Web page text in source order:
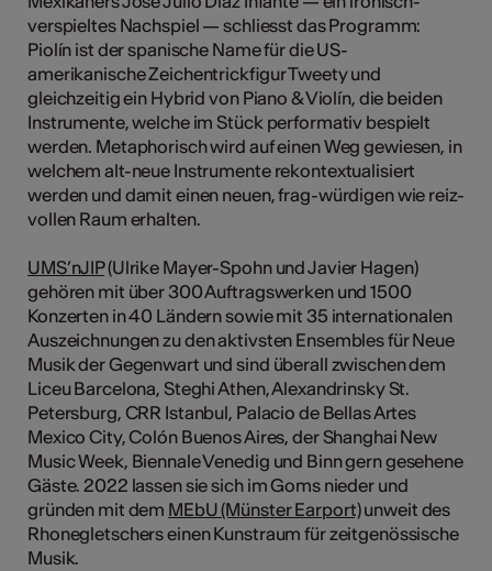
verspieltes Nachspiel — schliesst das Programm:
Piolín ist der spanische Name für die US-
amerikanische Zeichentrickfigur Tweety und
gleichzeitig ein Hybrid von Piano & Violín, die beiden
Instrumente, welche im Stück performativ bespielt
werden. Metaphorisch wird auf einen Weg gewiesen, in
welchem alt-neue Instrumente rekontextualisiert
werden und damit einen neuen, frag-würdigen wie reiz-
vollen Raum erhalten.
UMS’nJIP(Ulrike Mayer-Spohn und Javier Hagen)
gehören mit über 300 Auftragswerken und 1500
Konzerten in 40 Ländern sowie mit 35 internationalen
Auszeichnungen zu den aktivsten Ensembles für Neue
Musik der Gegenwart und sind überall zwischen dem
Liceu Barcelona, Steghi Athen, Alexandrinsky St.
Petersburg, CRR Istanbul, Palacio de Bellas Artes
Mexico City, Colón Buenos Aires, der Shanghai New
Music Week, Biennale Venedig und Binn gern gesehene
Gäste. 2022 lassen sie sich im Goms nieder und
gründen mit dem MEbU (Münster Earport)unweit des
Rhonegletschers einen Kunstraum für zeitgenössische
Musik.